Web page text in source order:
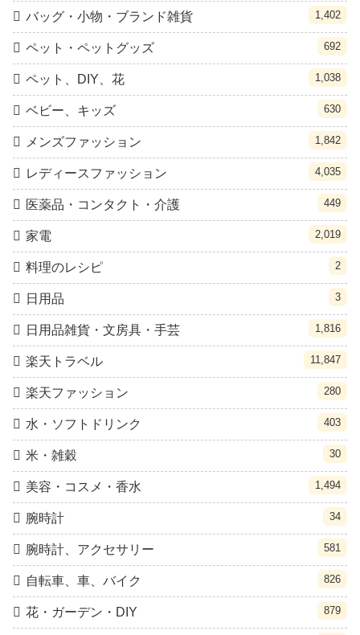
バッグ・小物・ブランド雑貨 1,402
ペット・ペットグッズ 692
ペット、DIY、花 1,038
ベビー、キッズ 630
メンズファッション 1,842
レディースファッション 4,035
医薬品・コンタクト・介護 449
家電 2,019
料理のレシピ 2
日用品 3
日用品雑貨・文房具・手芸 1,816
楽天トラベル 11,847
楽天ファッション 280
水・ソフトドリンク 403
米・雑穀 30
美容・コスメ・香水 1,494
腕時計 34
腕時計、アクセサリー 581
自転車、車、バイク 826
花・ガーデン・DIY 879